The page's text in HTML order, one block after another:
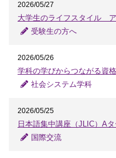
2026/05/27
大学生のライフスタイル
受験生の方へ
2026/05/26
学科の学びからつながる資
社会システム学科
2026/05/25
日本語集中講座（JLIC）A
国際交流